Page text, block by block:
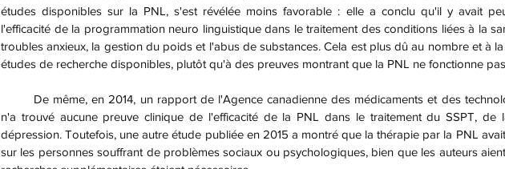
études disponibles sur la PNL, s'est révélée moins favorable : elle a conclu qu'il y avait
l'efficacité de la programmation neuro linguistique dans le traitement des conditions liées à la
troubles anxieux, la gestion du poids et l'abus de substances. Cela est plus dû au nombre et à
études de recherche disponibles, plutôt qu'à des preuves montrant que la PNL ne fonctionne
n'a trouvé aucune preuve clinique de l'efficacité de la PNL dans le traitement du SSPT,
dépression. Toutefois, une autre étude publiée en 2015 a montré que la thérapie par la PNL
sur les personnes souffrant de problèmes sociaux ou psychologiques, bien que les auteurs